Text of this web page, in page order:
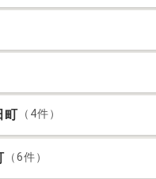
町 （4件）
（6件）